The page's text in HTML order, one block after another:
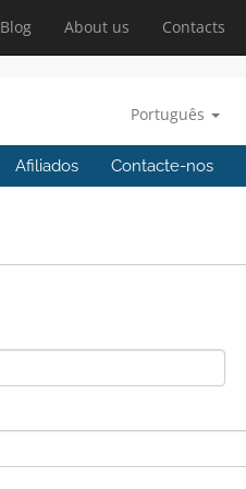
Blog About us Contacts
Português
Afiliados Contacte-nos